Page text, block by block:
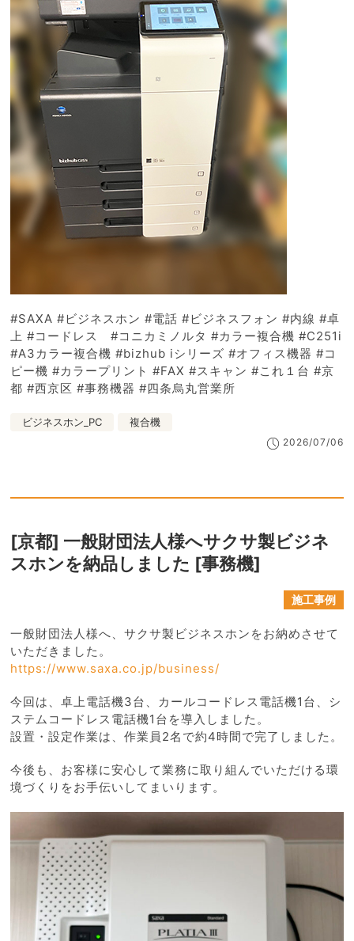
#SAXA #ビジネスホン #電話 #ビジネスフォン #内線 #卓
上 #コードレス #コニカミノルタ #カラー複合機 #C251i
#A3カラー複合機 #bizhub iシリーズ #オフィス機器 #コ
ピー機 #カラープリント #FAX #スキャン #これ１台 #京
都 #西京区 #事務機器 #四条烏丸営業所
ビジネスホン_PC 複合機
2026/07/06
[京都] 一般財団法人様へサクサ製ビジネ
スホンを納品しました [事務機]
施工事例
一般財団法人様へ、サクサ製ビジネスホンをお納めさせて
いただきました。
https://www.saxa.co.jp/business/
今回は、卓上電話機3台、カールコードレス電話機1台、シ
ステムコードレス電話機1台を導入しました。
設置・設定作業は、作業員2名で約4時間で完了しました。
今後も、お客様に安心して業務に取り組んでいただける環
境づくりをお手伝いしてまいります。